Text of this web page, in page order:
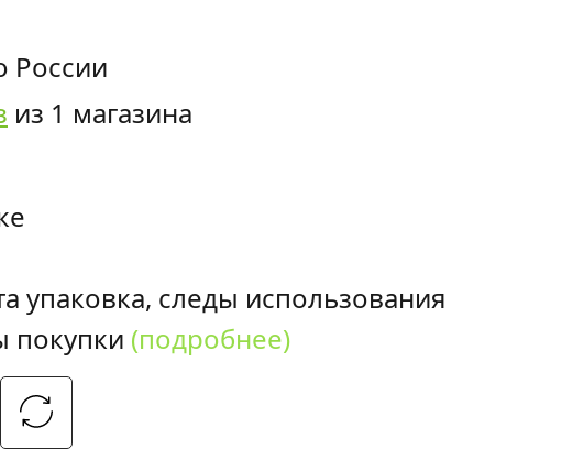
России
из 1 магазина
упаковка, следы использования
покупки (подробнее)